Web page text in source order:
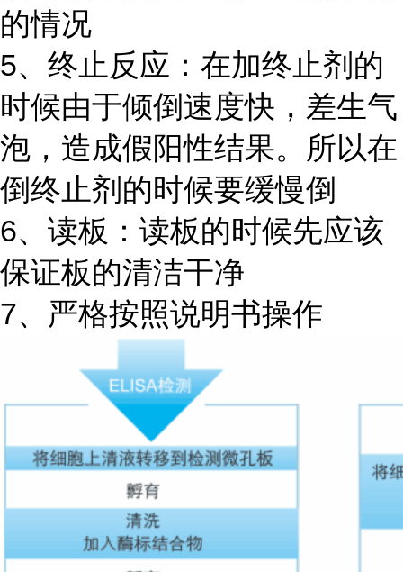
的情况
5、终止反应：在加终止剂的
时候由于倾倒速度快，差生气
泡，造成假阳性结果。所以在
倒终止剂的时候要缓慢倒
6、读板：读板的时候先应该
保证板的清洁干净
7、严格按照说明书操作